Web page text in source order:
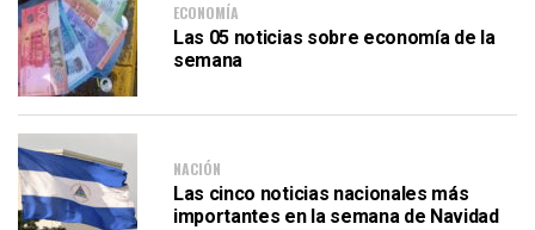
ECONOMÍA
Las 05 noticias sobre economía de la
semana
NACIÓN
Las cinco noticias nacionales más
importantes en la semana de Navidad